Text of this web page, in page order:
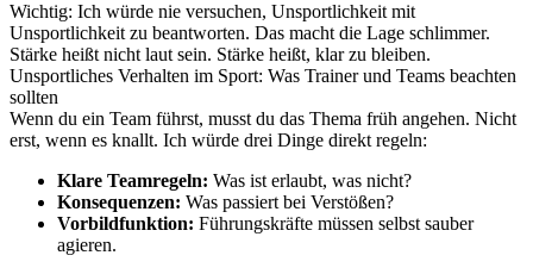
Wichtig: Ich würde nie versuchen, Unsportlichkeit mit
Unsportlichkeit zu beantworten. Das macht die Lage schlimmer.
Stärke heißt nicht laut sein. Stärke heißt, klar zu bleiben.
Unsportliches Verhalten im Sport: Was Trainer und Teams beachten
sollten
Wenn du ein Team führst, musst du das Thema früh angehen. Nicht
erst, wenn es knallt. Ich würde drei Dinge direkt regeln:
Klare Teamregeln: Was ist erlaubt, was nicht?
Konsequenzen: Was passiert bei Verstößen?
Vorbildfunktion: Führungskräfte müssen selbst sauber
agieren.